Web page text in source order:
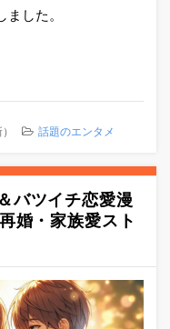
した。
） 話題のエンタメ
バツイチ恋愛漫
婚・家族愛スト